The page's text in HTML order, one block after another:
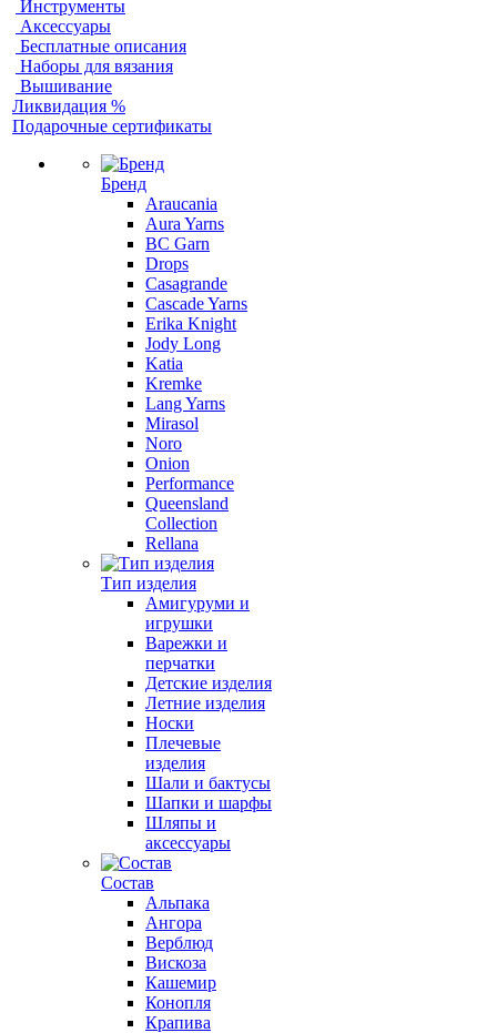
Инструменты
Аксессуары
Бесплатные описания
Наборы для вязания
Вышивание
Ликвидация %
Подарочные сертификаты
Бренд
Araucania
Aura Yarns
BC Garn
Drops
Casagrande
Cascade Yarns
Erika Knight
Jody Long
Katia
Kremke
Lang Yarns
Mirasol
Noro
Onion
Performance
Queensland
Collection
Rellana
Тип изделия
Амигуруми и
игрушки
Варежки и
перчатки
Детские изделия
Летние изделия
Носки
Плечевые
изделия
Шали и бактусы
Шапки и шарфы
Шляпы и
аксессуары
Состав
Альпака
Ангора
Верблюд
Вискоза
Кашемир
Конопля
Крапива